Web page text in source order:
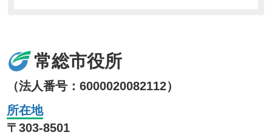
常総市役所
（法人番号：6000020082112）
所在地
〒303-8501